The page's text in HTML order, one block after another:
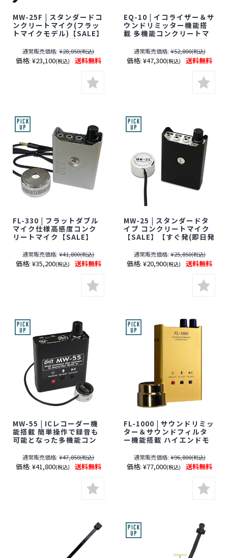
MW-25F | スタンダードコ
ンクリートマイク(フラッ
トマイクモデル)【SALE】
【すぐ発(即日発送)】【サ
ンメカトロニクス】【壁
マイク】【期間限定】[期
間：～2026年8月31日]
通常販売価格: ¥28,050(税込)
価格: ¥23,100(税込) 送料無料
EQ-10 | イコライザー＆サ
ウンドリミッター機能搭
載 多機能コンクリートマ
イク【SALE】【すぐ発(即
日発送)】【サンメカトロ
ニクス】【壁マイク】
【期間限定】[期間：～
通常販売価格: ¥52,800(税込)
価格: ¥47,300(税込) 送料無料
FL-330 | フラットダブル
マイク仕様高感度コンク
リートマイク【SALE】
ンメカトロニクス】【コ
ンクリートマイク】【壁
マイク】【期間限定】[期
間：～2026年8月31日]
通常販売価格: ¥41,800(税込)
価格: ¥35,200(税込) 送料無料
MW-25 | スタンダードタ
イプ コンクリートマイク
【SALE】【すぐ発(即日発
送)】【サンメカトロニク
ス】【壁マイク】【期間
限定】[期間：～2026年8
月31日]
通常販売価格: ¥25,850(税込)
価格: ¥20,900(税込) 送料無料
MW-55 | ICレコーダー機
能搭載 簡単操作で録音も
可能となった多機能コン
【すぐ発(即日発送)】【サ
ンメカトロニクス】【期
間限定】[期間：～2026年
通常販売価格: ¥47,850(税込)
価格: ¥41,800(税込) 送料無料
FL-1000 | サウンドリミッ
ター＆サウンドフィルタ
ー機能搭載 ハイエンドモ
リートマイク【SALE】
【すぐ発(即日発送)】【サ
ンメカトロニクス】【壁
マイク】【期間限定】[期
間：～2026年8月31日]
通常販売価格: ¥96,800(税込)
価格: ¥77,000(税込) 送料無料